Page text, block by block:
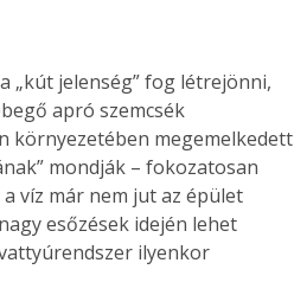
„kút jelenség” fog létrejönni,
apró szemcsék
környezetében megemelkedett
mondják – fokozatosan
víz már nem jut az épület
esőzések idején lehet
ilyenkor